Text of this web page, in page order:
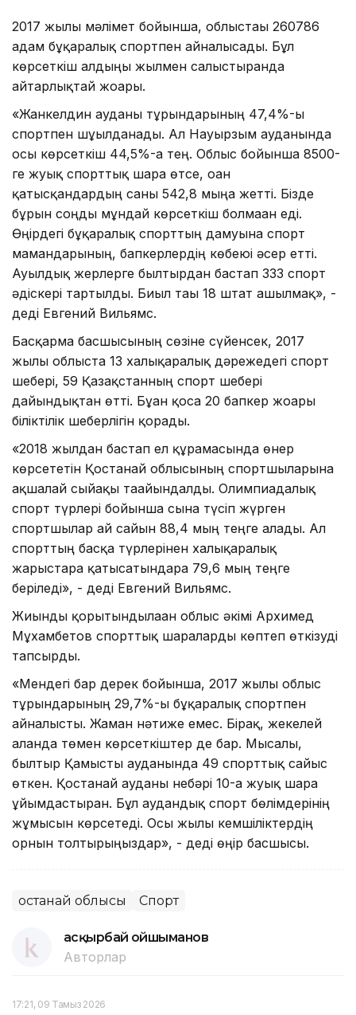
2017 жылғы мәлімет бойынша, облыстағы 260786
адам бұқаралық спортпен айналысады. Бұл
көрсеткіш алдыңғы жылмен салыстырғанда
айтарлықтай жоғары.
«Жанкелдин ауданы тұрғындарының 47,4%-ы
спортпен шұғылданады. Ал Науырзым ауданында
осы көрсеткіш 44,5%-ға тең. Облыс бойынша 8500-
ге жуық спорттық шара өтсе, оған
қатысқандардың саны 542,8 мыңға жетті. Бізде
бұрын соңды мұндай көрсеткіш болмаған еді.
Өңірдегі бұқаралық спорттың дамуына спорт
мамандарының, бапкерлердің көбеюі әсер етті.
Ауылдық жерлерге былтырдан бастап 333 спорт
әдіскері тартылды. Биыл тағы 18 штат ашылмақ», -
деді Евгений Вильямс.
Басқарма басшысының сөзіне сүйенсек, 2017
жылы облыста 13 халықаралық дәрежедегі спорт
шебері, 59 Қазақстанның спорт шебері
дайындықтан өтті. Бұған қоса 20 бапкер жоғарғы
біліктілік шеберлігін қорғады.
«2018 жылдан бастап ел құрамасында өнер
көрсететін Қостанай облысының спортшыларына
ақшалай сыйақы тағайындалды. Олимпиадалық
спорт түрлері бойынша сынға түсіп жүрген
спортшылар ай сайын 88,4 мың теңге алады. Ал
спорттың басқа түрлерінен халықаралық
жарыстарға қатысатындарға 79,6 мың теңге
беріледі», - деді Евгений Вильямс.
Жиынды қорытындылаған облыс әкімі Архимед
Мұхамбетов спорттық шараларды көптеп өткізуді
тапсырды.
«Мендегі бар дерек бойынша, 2017 жылы облыс
тұрғындарының 29,7%-ы бұқаралық спортпен
айналысты. Жаман нәтиже емес. Бірақ, жекелей
алғанда төмен көрсеткіштер де бар. Мысалы,
былтыр Қамысты ауданында 49 спорттық сайыс
өткен. Қостанай ауданы небәрі 10-ға жуық шара
ұйымдастырған. Бұл аудандық спорт бөлімдерінің
жұмысын көрсетеді. Осы жылы кемшіліктердің
орнын толтырыңыздар», - деді өңір басшысы.
Қостанай облысы Спорт
Қасқырбай Қойшыманов
Авторлар
17:21, 09 Тамыз 2026